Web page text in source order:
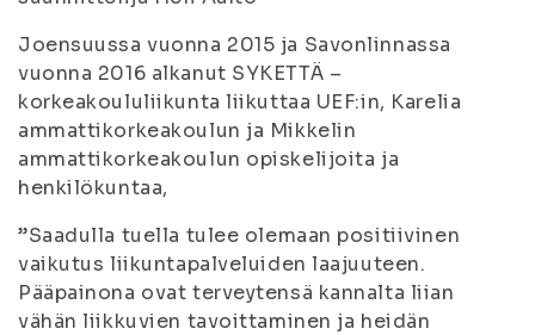
Joensuussa vuonna 2015 ja Savonlinnassa
vuonna 2016 alkanut SYKETTÄ –
korkeakoululiikunta liikuttaa UEF:in, Karelia
ammattikorkeakoulun ja Mikkelin
ammattikorkeakoulun opiskelijoita ja
henkilökuntaa,
”Saadulla tuella tulee olemaan positiivinen
vaikutus liikuntapalveluiden laajuuteen.
Pääpainona ovat terveytensä kannalta liian
vähän liikkuvien tavoittaminen ja heidän